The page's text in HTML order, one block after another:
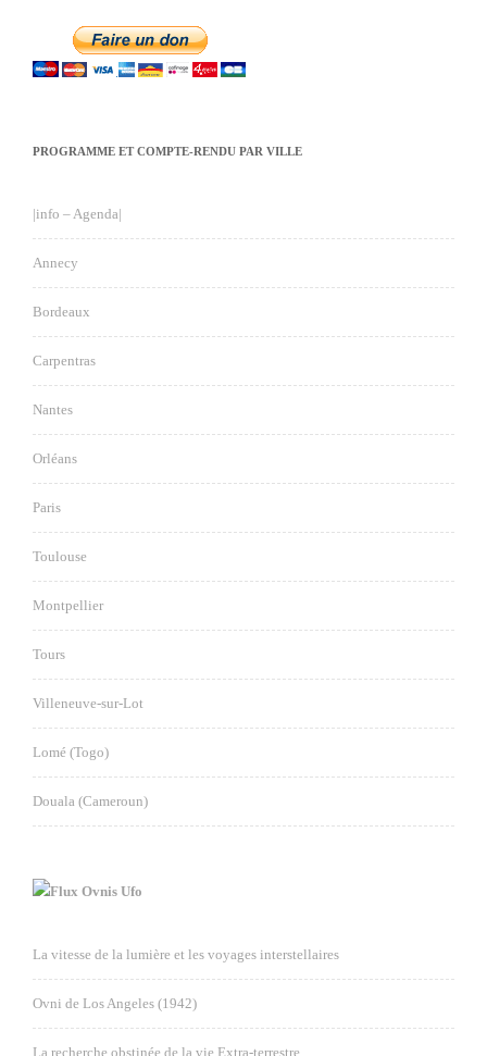
PROGRAMME ET COMPTE-RENDU PAR VILLE
|info – Agenda|
Annecy
Bordeaux
Carpentras
Nantes
Orléans
Paris
Toulouse
Montpellier
Tours
Villeneuve-sur-Lot
Lomé (Togo)
Douala (Cameroun)
Ovnis Ufo
La vitesse de la lumière et les voyages interstellaires
Ovni de Los Angeles (1942)
La recherche obstinée de la vie Extra-terrestre